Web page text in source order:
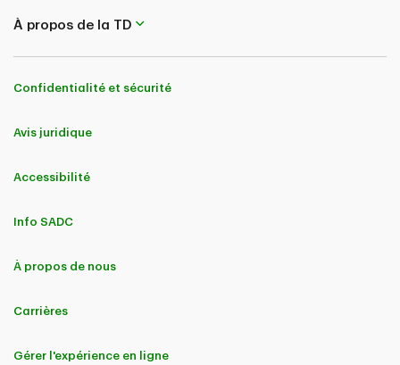
À propos de la TD
Confidentialité et sécurité
Avis juridique
Accessibilité
Info SADC
À propos de nous
Carrières
Gérer l'expérience en ligne